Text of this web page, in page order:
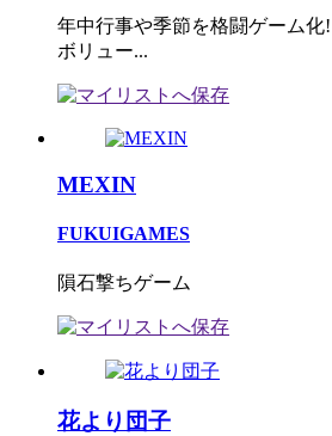
年中行事や季節を格闘ゲーム化
ボリュー...
MEXIN
FUKUIGAMES
隕石撃ちゲーム
花より団子